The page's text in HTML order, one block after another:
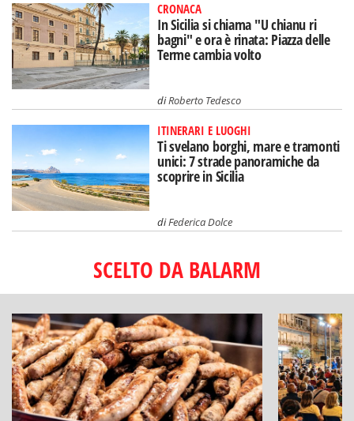
CRONACA
In Sicilia si chiama "U chianu ri
bagni" e ora è rinata: Piazza delle
Terme cambia volto
diRoberto Tedesco
ITINERARI E LUOGHI
Ti svelano borghi, mare e tramonti
unici: 7 strade panoramiche da
scoprire in Sicilia
diFederica Dolce
SCELTO DA BALARM